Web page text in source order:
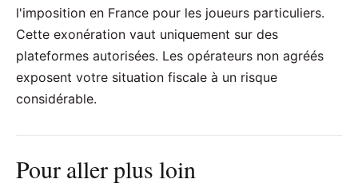
l'imposition en France pour les joueurs particuliers.
Cette exonération vaut uniquement sur des
plateformes autorisées. Les opérateurs non agréés
exposent votre situation fiscale à un risque
considérable.
Pour aller plus loin